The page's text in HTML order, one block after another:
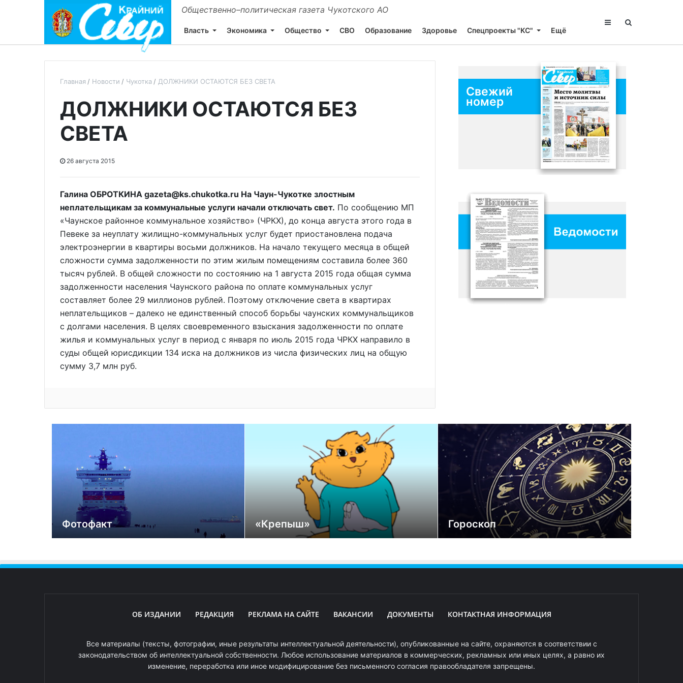
Общественно–политическая газета Чукотского АО
Власть Экономика Общество СВО Образование Здоровье Спецпроекты "КС" Ещё
Главная Новости Чукотка ДОЛЖНИКИ ОСТАЮТСЯ БЕЗ СВЕТА
ДОЛЖНИКИ ОСТАЮТСЯ БЕЗ
СВЕТА
26 августа 2015
Галина ОБРОТКИНА gazeta@ks.chukotka.ru На Чаун-Чукотке злостным
неплательщикам за коммунальные услуги начали отключать свет. По сообщению МП
«Чаунское районное коммунальное хозяйство» (ЧРКХ), до конца августа этого года в
Певеке за неуплату жилищно-коммунальных услуг будет приостановлена подача
электроэнергии в квартиры восьми должников. На начало текущего месяца в общей
сложности сумма задолженности по этим жилым помещениям составила более 360
тысяч рублей. В общей сложности по состоянию на 1 августа 2015 года общая сумма
задолженности населения Чаунского района по оплате коммунальных услуг
составляет более 29 миллионов рублей. Поэтому отключение света в квартирах
неплательщиков – далеко не единственный способ борьбы чаунских коммунальщиков
с долгами населения. В целях своевременного взыскания задолженности по оплате
жилья и коммунальных услуг в период с января по июль 2015 года ЧРКХ направило в
суды общей юрисдикции 134 иска на должников из числа физических лиц на общую
сумму 3,7 млн руб.
Свежий
номер
Фотофакт «Крепыш» Гороскоп
ОБ ИЗДАНИИ РЕДАКЦИЯ РЕКЛАМА НА САЙТЕ ВАКАНСИИ ДОКУМЕНТЫ КОНТАКТНАЯ ИНФОРМАЦИЯ
Все материалы (тексты, фотографии, иные результаты интеллектуальной деятельности), опубликованные на сайте, охраняются в соответствии с
законодательством об интеллектуальной собственности. Любое использование материалов в коммерческих, рекламных или иных целях, а равно их
изменение, переработка или иное модифицирование без письменного согласия правообладателя запрещены.